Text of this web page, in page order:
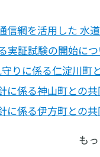
網を活用した 水
実証試験の開始につ
りに係る仁淀川町
係る神山町との
係る伊方町との
も